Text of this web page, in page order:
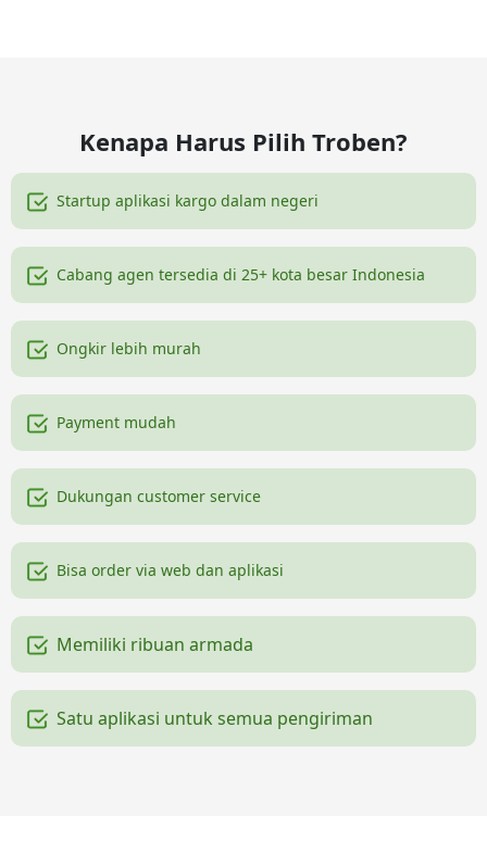
Kenapa Harus Pilih Troben?
Startup aplikasi kargo dalam negeri
Cabang agen tersedia di 25+ kota besar Indonesia
Ongkir lebih murah
Payment mudah
Dukungan customer service
Bisa order via web dan aplikasi
Memiliki ribuan armada
Satu aplikasi untuk semua pengiriman